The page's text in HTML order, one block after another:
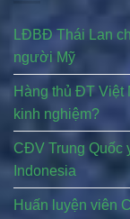
LĐBĐ Thái Lan
người Mỹ
Hàng thủ ĐT Việt
kinh nghiệm?
CĐV Trung Quốc
Indonesia
Huấn luyện viên